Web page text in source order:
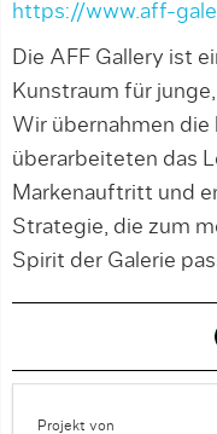
https://www.aff-
Die AFF Gallery ist
Kunstraum für
Wir übernahmen
überarbeiteten das
Markenauftritt und
Strategie, die zum
Spirit der Galerie
Projekt von